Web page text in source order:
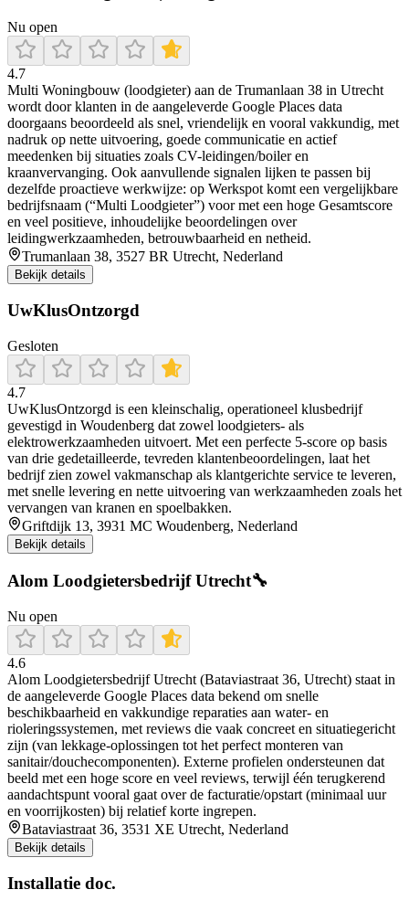
Nu open
4.7
Multi Woningbouw (loodgieter) aan de Trumanlaan 38 in Utrecht
wordt door klanten in de aangeleverde Google Places data
doorgaans beoordeeld als snel, vriendelijk en vooral vakkundig, met
nadruk op nette uitvoering, goede communicatie en actief
meedenken bij situaties zoals CV-leidingen/boiler en
kraanvervanging. Ook aanvullende signalen lijken te passen bij
dezelfde proactieve werkwijze: op Werkspot komt een vergelijkbare
bedrijfsnaam (“Multi Loodgieter”) voor met een hoge Gesamtscore
en veel positieve, inhoudelijke beoordelingen over
leidingwerkzaamheden, betrouwbaarheid en netheid.
Trumanlaan 38, 3527 BR Utrecht, Nederland
Bekijk details
UwKlusOntzorgd
Gesloten
4.7
UwKlusOntzorgd is een kleinschalig, operationeel klusbedrijf
gevestigd in Woudenberg dat zowel loodgieters- als
elektrowerkzaamheden uitvoert. Met een perfecte 5‑score op basis
van drie gedetailleerde, tevreden klantenbeoordelingen, laat het
bedrijf zien zowel vakmanschap als klantgerichte service te leveren,
met snelle levering en nette uitvoering van werkzaamheden zoals het
vervangen van kranen en spoelbakken.
Griftdijk 13, 3931 MC Woudenberg, Nederland
Bekijk details
Alom Loodgietersbedrijf Utrecht🔧
Nu open
4.6
Alom Loodgietersbedrijf Utrecht (Bataviastraat 36, Utrecht) staat in
de aangeleverde Google Places data bekend om snelle
beschikbaarheid en vakkundige reparaties aan water- en
rioleringssystemen, met reviews die vaak concreet en situatiegericht
zijn (van lekkage-oplossingen tot het perfect monteren van
sanitair/douchecomponenten). Externe profielen ondersteunen dat
beeld met een hoge score en veel reviews, terwijl één terugkerend
aandachtspunt vooral gaat over de facturatie/opstart (minimaal uur
en voorrijkosten) bij relatief korte ingrepen.
Bataviastraat 36, 3531 XE Utrecht, Nederland
Bekijk details
Installatie doc.